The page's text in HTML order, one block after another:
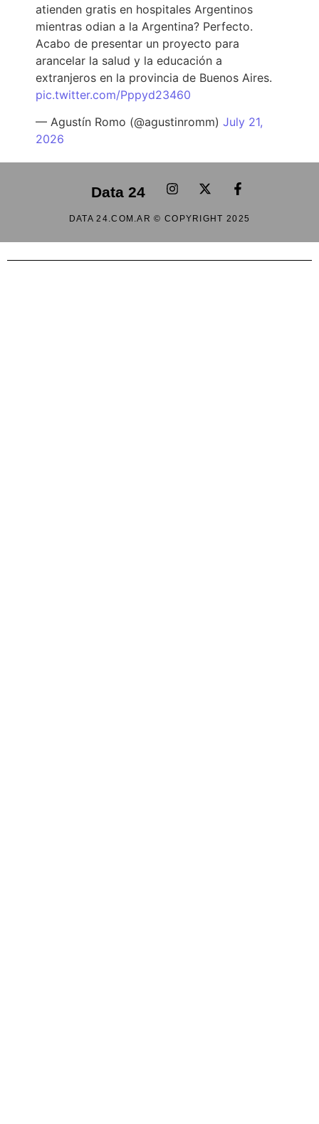
atienden gratis en hospitales Argentinos
mientras odian a la Argentina? Perfecto.
Acabo de presentar un proyecto para
arancelar la salud y la educación a
extranjeros en la provincia de Buenos Aires.
pic.twitter.com/Pppyd23460
— Agustín Romo (@agustinromm) July 21,
2026
Data 24
DATA 24.COM.AR © COPYRIGHT 2025